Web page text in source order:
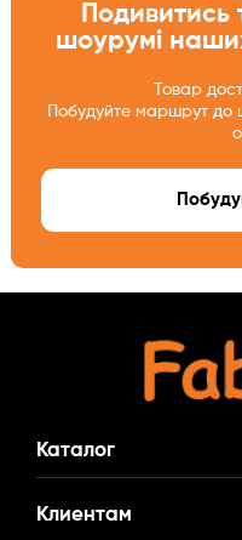
Подивитись
шоурумі
Товар
Побудуйте маршрут до
Каталог
Акционные Комплекты
Клиентам